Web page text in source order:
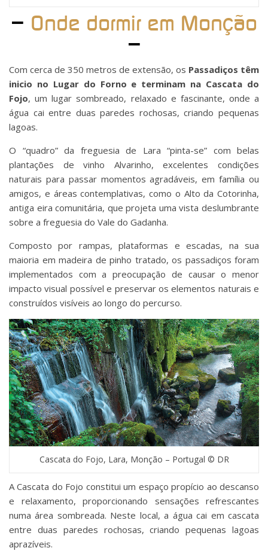
– Onde dormir em Monção
–
Com cerca de 350 metros de extensão, os Passadiços têm
inicio no Lugar do Forno e terminam na Cascata do
Fojo, um lugar sombreado, relaxado e fascinante, onde a
água cai entre duas paredes rochosas, criando pequenas
lagoas.
O “quadro” da freguesia de Lara “pinta-se” com belas
plantações de vinho Alvarinho, excelentes condições
naturais para passar momentos agradáveis, em família ou
amigos, e áreas contemplativas, como o Alto da Cotorinha,
antiga eira comunitária, que projeta uma vista deslumbrante
sobre a freguesia do Vale do Gadanha.
Composto por rampas, plataformas e escadas, na sua
maioria em madeira de pinho tratado, os passadiços foram
implementados com a preocupação de causar o menor
impacto visual possível e preservar os elementos naturais e
construídos visíveis ao longo do percurso.
Cascata do Fojo, Lara, Monção – Portugal © DR
A Cascata do Fojo constitui um espaço propício ao descanso
e relaxamento, proporcionando sensações refrescantes
numa área sombreada. Neste local, a água cai em cascata
entre duas paredes rochosas, criando pequenas lagoas
aprazíveis.